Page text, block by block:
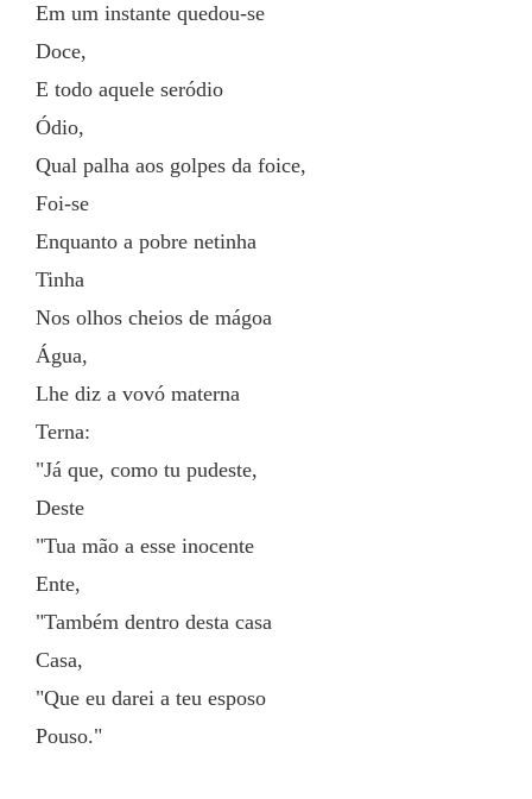
Em um instante quedou-se
Doce,
E todo aquele seródio
Ódio,
Qual palha aos golpes da foice,
Foi-se
Enquanto a pobre netinha
Tinha
Nos olhos cheios de mágoa
Água,
Lhe diz a vovó materna
Terna:
"Já que, como tu pudeste,
Deste
"Tua mão a esse inocente
Ente,
"Também dentro desta casa
Casa,
"Que eu darei a teu esposo
Pouso."